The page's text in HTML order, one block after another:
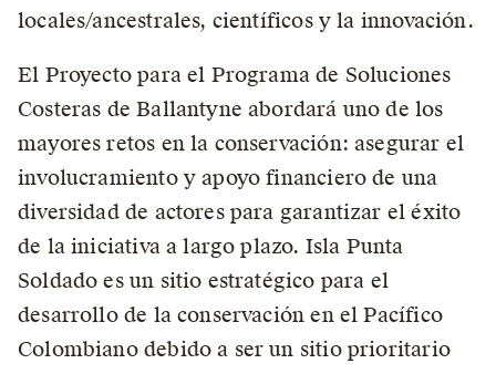
locales/ancestrales, científicos y la innovación.
El Proyecto para el Programa de Soluciones
Costeras de Ballantyne abordará uno de los
mayores retos en la conservación: asegurar el
involucramiento y apoyo financiero de una
diversidad de actores para garantizar el éxito
de la iniciativa a largo plazo. Isla Punta
Soldado es un sitio estratégico para el
desarrollo de la conservación en el Pacífico
Colombiano debido a ser un sitio prioritario